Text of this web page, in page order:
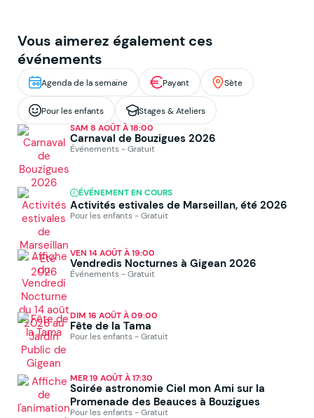
Vous aimerez également ces
événements
Agenda de la semaine Payant Sète
Pour les enfants Stages & Ateliers
SAM 8 AOÛT À 18:00
Carnaval de Bouzigues 2026
Événements - Gratuit
ÉVÉNEMENT EN COURS
Activités estivales de Marseillan, été 2026
Pour les enfants - Gratuit
VEN 14 AOÛT À 19:00
Vendredis Nocturnes à Gigean 2026
Événements - Gratuit
DIM 16 AOÛT À 09:00
Fête de la Tama
Pour les enfants - Gratuit
MER 19 AOÛT À 17:30
Soirée astronomie Ciel mon Ami sur la
Promenade des Beauces à Bouzigues
Pour les enfants - Gratuit